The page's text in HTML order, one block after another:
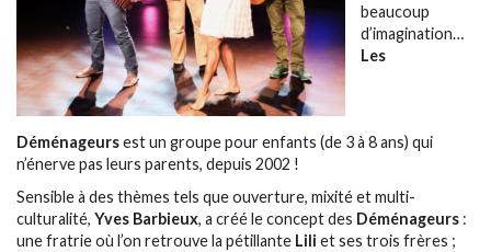
beaucoup
d’imagination…
Les
Déménageursest un groupe pour enfants (de 3 à 8 ans) qui
n’énerve pas leurs parents, depuis 2002 !
Sensible à des thèmes tels que ouverture, mixité et multi-
culturalité, Yves Barbieux, a créé le concept des Déménageurs :
une fratrie où l’on retrouve la pétillante Lili et ses trois frères ;